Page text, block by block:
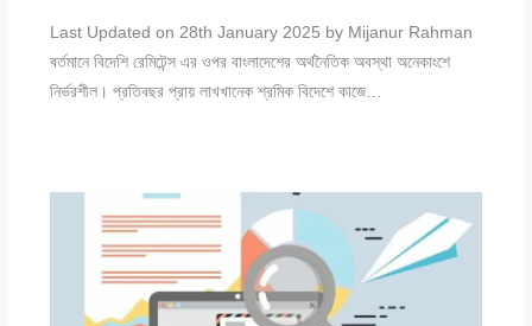
Last Updated on 28th January 2025 by Mijanur Rahman
বর্তমানে বিদেশি রেমিটেন্স এর ওপর বাংলাদেশের অর্থনৈতিক অবস্থা অনেকাংশে
নির্ভরশীল। প্রতিবছর প্রায় লাখখানেক শ্রমিক বিদেশে কাজে…